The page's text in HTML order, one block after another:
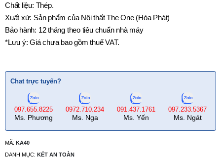
Chất liệu: Thép.
Xuất xứ: Sản phẩm của Nội thất The One (Hòa Phát)
Bảo hành: 12 tháng theo tiêu chuẩn nhà máy
*Lưu ý: Giá chưa bao gồm thuế VAT.
Chat trực tuyến?
097.655.8225
Ms. Phương
0972.710.234
Ms. Nga
091.437.1761
Ms. Yến
097.233.5367
Ms. Ngát
MÃ: KA40
DANH MỤC: KÉT AN TOÀN